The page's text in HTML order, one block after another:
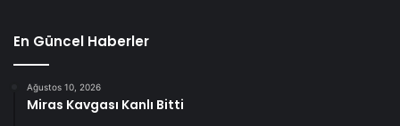
En Güncel Haberler
Ağustos 10, 2026
Miras Kavgası Kanlı Bitti